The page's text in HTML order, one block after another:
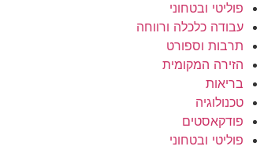
פוליטי ובטחוני
עבודה כלכלה ורווחה
תרבות וספורט
הזירה המקומית
בריאות
טכנולוגיה
פודקאסטים
פוליטי ובטחוני